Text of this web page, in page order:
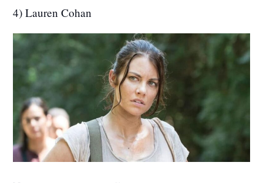
4) Lauren Cohan